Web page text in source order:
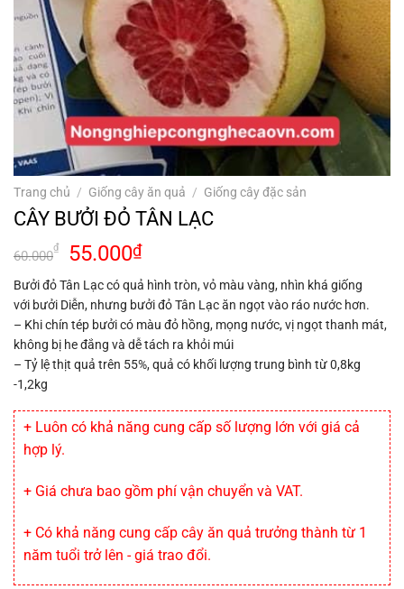
Trang chủ / Giống cây ăn quả / Giống cây đặc sản
CÂY BƯỞI ĐỎ TÂN LẠC
60.000
₫
Giá
gốc
là:
60.000₫.
55.000₫Giá
hiện
tại
là:
55.000₫.
Bưởi đỏ Tân Lạc có quả hình tròn, vỏ màu vàng, nhìn khá giống
với bưởi Diễn, nhưng bưởi đỏ Tân Lạc ăn ngọt vào ráo nước hơn.
– Khi chín tép bưởi có màu đỏ hồng, mọng nước, vị ngọt thanh mát,
không bị he đắng và dễ tách ra khỏi múi
– Tỷ lệ thịt quả trên 55%, quả có khối lượng trung bình từ 0,8kg
-1,2kg
+ Luôn có khả năng cung cấp số lượng lớn với giá cả
hợp lý.
+ Giá chưa bao gồm phí vận chuyển và VAT.
+ Có khả năng cung cấp cây ăn quả trưởng thành từ 1
năm tuổi trở lên - giá trao đổi.